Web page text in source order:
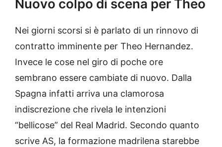
Nuovo colpo di scena per Theo
Nei giorni scorsi si è parlato di un rinnovo di
contratto imminente per Theo Hernandez.
Invece le cose nel giro di poche ore
sembrano essere cambiate di nuovo. Dalla
Spagna infatti arriva una clamorosa
indiscrezione che rivela le intenzioni
“bellicose” del Real Madrid. Secondo quanto
scrive AS, la formazione madrilena starebbe